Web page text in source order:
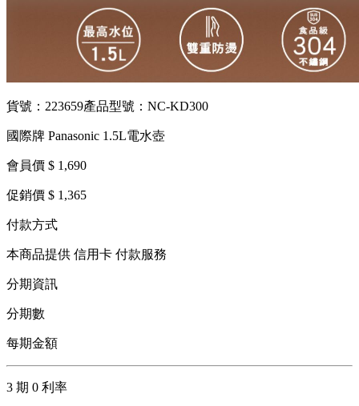
貨號：223659產品型號：NC-KD300
國際牌 Panasonic 1.5L電水壺
會員價 $ 1,690
促銷價 $ 1,365
付款方式
本商品提供 信用卡 付款服務
分期資訊
分期數
每期金額
3 期 0 利率